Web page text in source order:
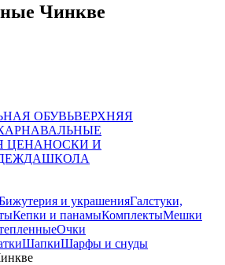
Чинкве
ОБУВЬВЕРХНЯЯ
ЦЕНАНОСКИ И
ШКОЛА
и украшенияГалстуки,
Кепки и панамыКомплектыМешки
Очки
ШапкиШарфы и снуды